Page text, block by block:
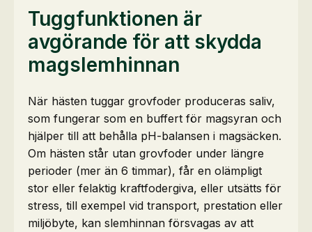
Tuggfunktionen är
avgörande för att skydda
magslemhinnan
När hästen tuggar grovfoder produceras saliv,
som fungerar som en buffert för magsyran och
hjälper till att behålla pH-balansen i magsäcken.
Om hästen står utan grovfoder under längre
perioder (mer än 6 timmar), får en olämpligt
stor eller felaktig kraftfodergiva, eller utsätts för
stress, till exempel vid transport, prestation eller
miljöbyte, kan slemhinnan försvagas av att